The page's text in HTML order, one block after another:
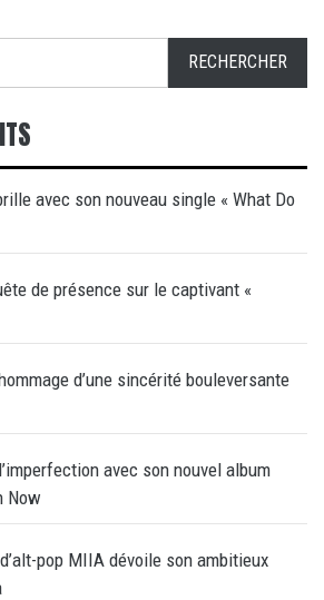
avec son nouveau single « What Do
de présence sur le captivant «
d’une sincérité bouleversante
avec son nouvel album
Now
pop MIIA dévoile son ambitieux